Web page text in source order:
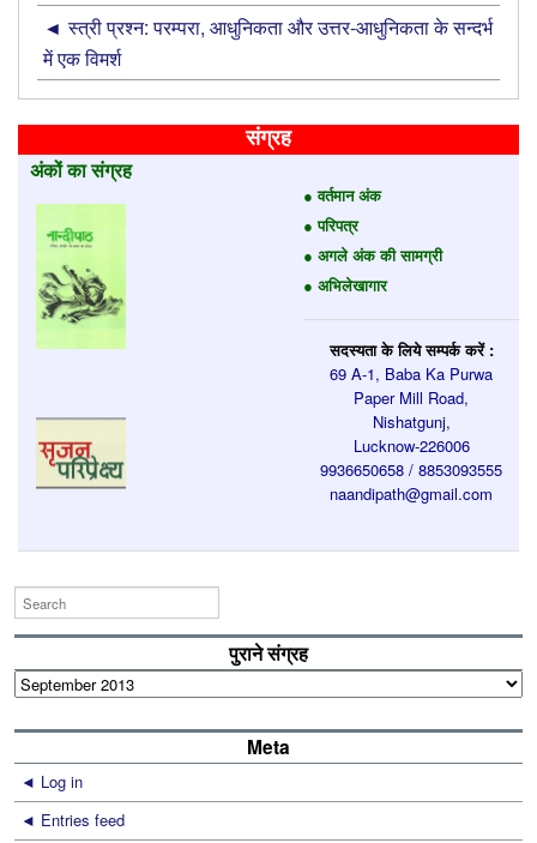
स्त्री प्रश्न: परम्परा, आधुनिकता और उत्तर-आधुनिकता के सन्दर्भ
में एक विमर्श
संग्रह
अंकों का संग्रह
● वर्तमान अंक
● परिपत्र
● अगले अंक की सामग्री
● अभिलेखागार
सदस्यता के लिये सम्पर्क करें :
69 A-1, Baba Ka Purwa
Paper Mill Road,
Nishatgunj,
Lucknow-226006
9936650658 / 8853093555
naandipath@gmail.com
पुराने संग्रह
पुराने
संग्रह
Meta
Log in
Entries feed